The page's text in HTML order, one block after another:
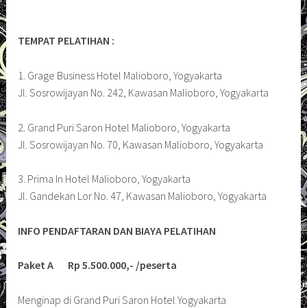
TEMPAT PELATIHAN :
1. Grage Business Hotel Malioboro, Yogyakarta
Jl. Sosrowijayan No. 242, Kawasan Malioboro, Yogyakarta
2. Grand Puri Saron Hotel Malioboro, Yogyakarta
Jl. Sosrowijayan No. 70, Kawasan Malioboro, Yogyakarta
3. Prima In Hotel Malioboro, Yogyakarta
Jl. Gandekan Lor No. 47, Kawasan Malioboro, Yogyakarta
INFO PENDAFTARAN DAN BIAYA PELATIHAN
Paket A Rp 5.500.000,- /peserta
Menginap di Grand Puri Saron Hotel Yogyakarta